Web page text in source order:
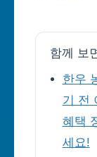
함께 보
한우
기 전
혜택
세요!